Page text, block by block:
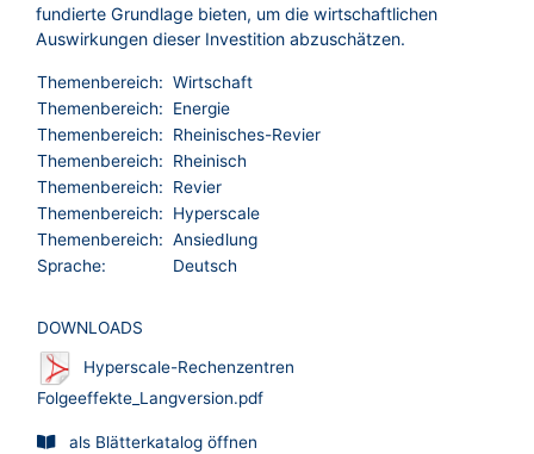
fundierte Grundlage bieten, um die wirtschaftlichen
Auswirkungen dieser Investition abzuschätzen.
Themenbereich: Wirtschaft
Themenbereich:
Energie
Themenbereich:
Rheinisches-Revier
Themenbereich:
Rheinisch
Themenbereich:
Revier
Themenbereich:
Hyperscale
Themenbereich: Ansiedlung
Sprache:
Deutsch
DOWNLOADS
Hyperscale-Rechenzentren
Folgeeffekte_Langversion.pdf
als Blätterkatalog öffnen